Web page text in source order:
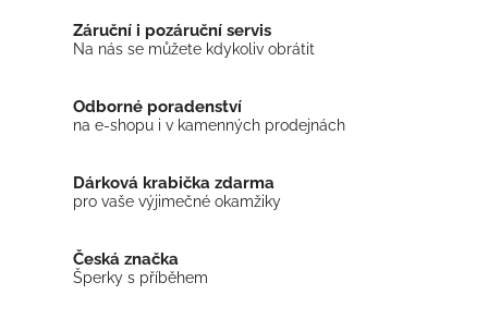
Záruční i pozáruční servis
Na nás se můžete kdykoliv obrátit
Odborné poradenství
na e-shopu i v kamenných prodejnách
Dárková krabička zdarma
pro vaše výjimečné okamžiky
Česká značka
Šperky s příběhem